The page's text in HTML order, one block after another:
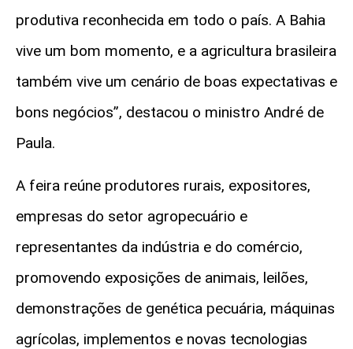
produtiva reconhecida em todo o país. A Bahia
vive um bom momento, e a agricultura brasileira
também vive um cenário de boas expectativas e
bons negócios”, destacou o ministro André de
Paula.
A feira reúne produtores rurais, expositores,
empresas do setor agropecuário e
representantes da indústria e do comércio,
promovendo exposições de animais, leilões,
demonstrações de genética pecuária, máquinas
agrícolas, implementos e novas tecnologias